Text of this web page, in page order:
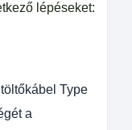
lépéseket:
Type
a